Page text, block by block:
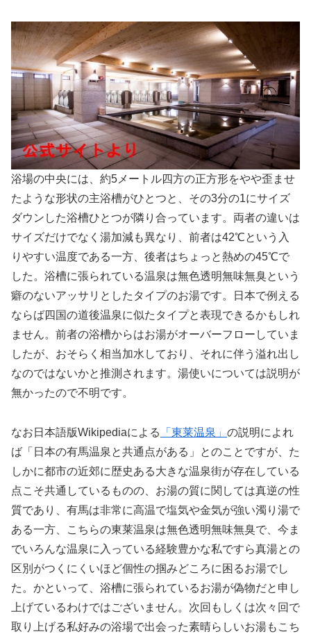
浴場の中央には、約5メートル四方の正方形をやや歪ませ
たような形状の主浴槽がひとつと、その3分の1にサイズ
ダウンした浴槽ひとつが隣り合っています。両者の違いは
サイズだけでなく湯加減も異なり、前者は42℃という入
りやすい温度である一方、後者はちょっと熱めの45℃で
した。浴槽に張られている温泉は無色透明無味無臭という
癖のないアッサリとしたタイプのお湯です。日本で例える
ならば四国の道後温泉に似たタイプと表現できるかもしれ
ません。前者の浴槽からはお湯がオーバーフローしていま
したが、おそらく相当加水しており、それに伴う溢れ出し
なのではないかと推測されます。湯使いについては説明が
無かったので不明です。
なお日本語版Wikipediaによる 「東莱温泉」 の説明によれ
ば「日本の有馬温泉と共通点がある」とのことですが、た
しかに都市の近郊に歴史ある大きな温泉街が存在している
点こそ共通しているものの、お湯の質に関しては真逆の性
質であり、有馬は非常に高温で塩気や金気が強い濁り湯で
ある一方、こちらの東莱温泉は無色透明無味無臭で、今ま
でいろんな温泉に入っている経験豊かな私ですら真湯との
区別がつくにくいほど個性の掴みどころに困るお湯でし
た。かといって、浴槽に張られているお湯が偽物だと申し
上げているわけではございません。次回もしくは次々回で
取り上げる私好みの浴場で出会った素晴らしいお湯もこち